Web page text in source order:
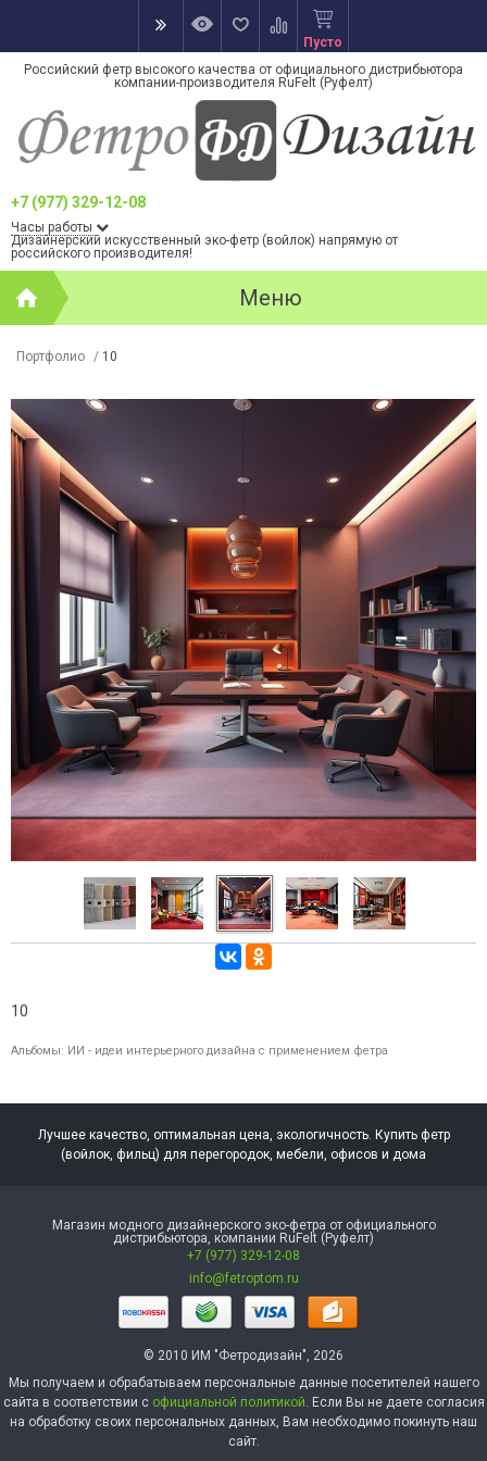
Пусто
Российский фетр высокого качества от официального дистрибьютора
компании-производителя RuFelt (Руфелт)
+7 (977) 329-12-08
Часы работы
Дизайнерский искусственный эко-фетр (войлок) напрямую от
российского производителя!
Меню
Портфолио / 10
10
Альбомы: ИИ - идеи интерьерного дизайна с применением фетра
Лучшее качество, оптимальная цена, экологичность. Купить фетр
(войлок, фильц) для перегородок, мебели, офисов и дома
Магазин модного дизайнерского эко-фетра от официального
дистрибьютора, компании RuFelt (Руфелт)
+7 (977) 329-12-08
info@fetroptom.ru
© 2010 ИМ "Фетродизайн", 2026
Мы получаем и обрабатываем персональные данные посетителей нашего
сайта в соответствии с официальной политикой. Если Вы не даете согласия
на обработку своих персональных данных, Вам необходимо покинуть наш
сайт.